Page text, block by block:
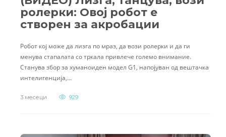
ролерки: Овој робот е
створен за акробации
Робот кој може да лизга по мраз, да вози ролерки и да ги
менува стапалата со тркала привлече големо внимание.
Станува збор за хуманоиден модел G1, напојуван од вештачка
интелигенција,…
3 месеци 929